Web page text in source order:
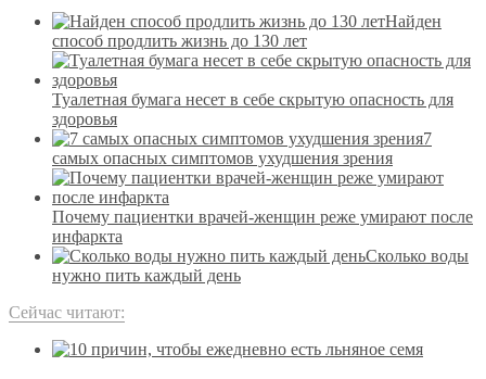
Найден
способ продлить жизнь до 130 лет
Туалетная бумага несет в себе скрытую опасность для
здоровья
7
самых опасных симптомов ухудшения зрения
Почему пациентки врачей-женщин реже умирают после
инфаркта
Сколько воды
нужно пить каждый день
Сейчас читают: